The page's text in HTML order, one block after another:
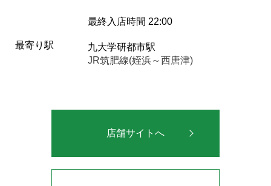
最終入店時間 22:00
最寄り駅
九大学研都市駅
JR筑肥線(姪浜～西唐津)
店舗サイトへ